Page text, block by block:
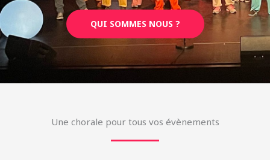
QUI SOMMES NOUS ?
Une chorale pour tous vos évènements